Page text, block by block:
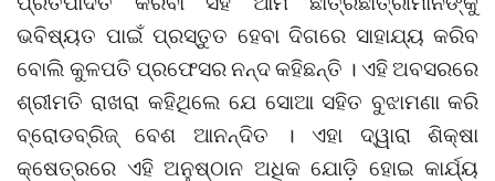
ଭବିଷ୍ୟତ ପାଇଁ ପ୍ରସ୍ତୁତ ହେବା ଦିଗରେ ସାହାଯ୍ୟ କରିବ
ବୋଲି କୁଳପତି ପ୍ରଫେସର ନନ୍ଦ କହିଛନ୍ତି । ଏହି ଅବସରରେ
ଶ୍ରୀମତି ରାଖରା କହିଥିଲେ ଯେ ସୋଆ ସହିତ ବୁଝାମଣା କରି
ବ୍ରୋଡବ୍ରିଜ୍ ବେଶ ଆନନ୍ଦିତ । ଏହା ଦ୍ୱାରା ଶିକ୍ଷା
କ୍ଷେତ୍ରରେ ଏହି ଅନୁଷ୍ଠାନ ଅଧିକ ଯୋଡ଼ି ହୋଇ କାର୍ଯ୍ୟ